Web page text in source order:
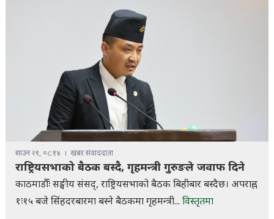
साउन २१, ०८:१४ खबर संवाददाता
राष्ट्रियसभाको बैठक बस्दै, गृहमन्त्री गुरुङले जवाफ दिने
काठमाडौँः सङ्घीय संसद्, राष्ट्रियसभाको बैठक बिहीबार बस्दैछ। अपराह्न
१ः१५ बजे सिंहदरबारमा बस्ने बैठकमा गृहमन्त्री... विस्तृतमा